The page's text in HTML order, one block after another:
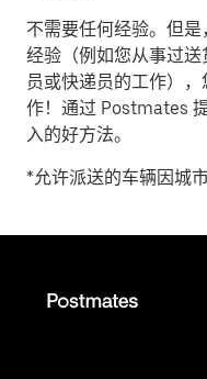
不需要任何经验。但
经验（例如您从事过
员或快递员的工作）
作！通过 Postmates
入的好方法。
*允许派送的车辆因城市